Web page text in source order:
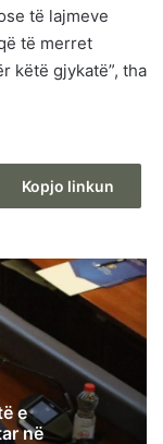
të lajmeve
të merret
këtë gjykatë”, tha
Kopjo linkun
e
në